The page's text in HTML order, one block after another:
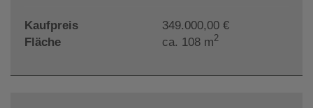
Kaufpreis
349.000,00 €
Fläche
ca. 108 m2